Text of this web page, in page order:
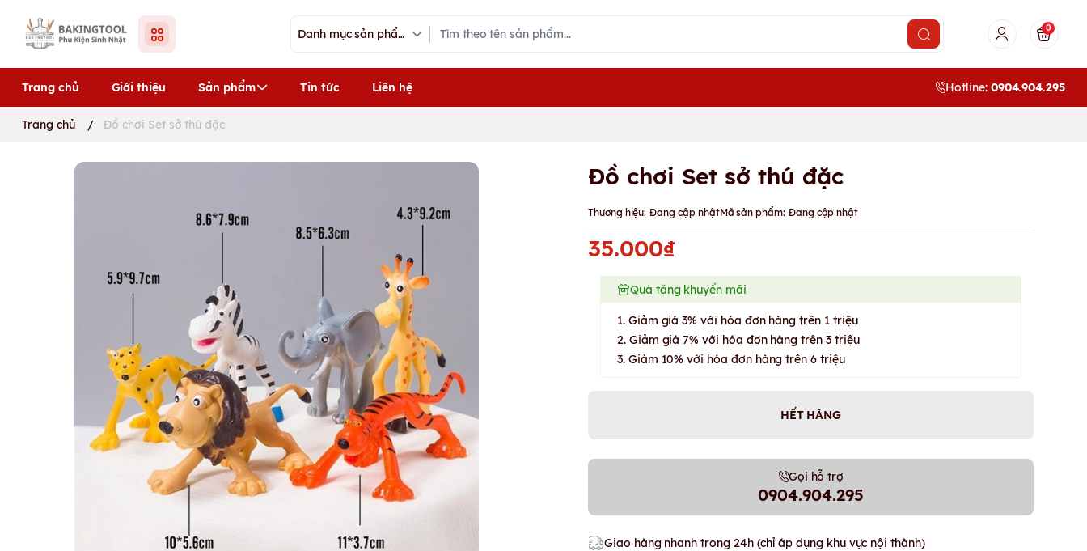
0
Trang chủ Giới thiệu Sản phẩm Tin tức Liên hệ Hotline: 0904.904.295
Trang chủ / Đồ chơi Set sở thú đặc
Đồ chơi Set sở thú đặc
Thương hiệu: Đang cập nhậtMã sản phẩm: Đang cập nhật
35.000₫
Quà tặng khuyến mãi
1. Giảm giá 3% với hóa đơn hàng trên 1 triệu
2. Giảm giá 7% với hóa đơn hàng trên 3 triệu
3. Giảm 10% với hóa đơn hàng trên 6 triệu
HẾT HÀNG
Gọi hỗ trợ
0904.904.295
Giao hàng nhanh trong 24h (chỉ áp dụng khu vực nội thành)